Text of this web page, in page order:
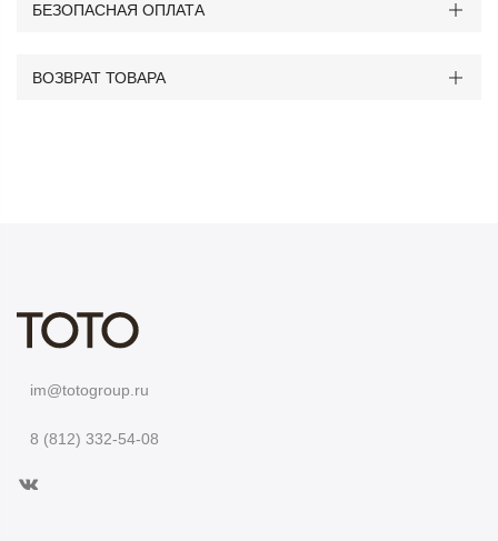
БЕЗОПАСНАЯ ОПЛАТА
ВОЗВРАТ ТОВАРА
im@totogroup.ru
8 (812) 332-54-08